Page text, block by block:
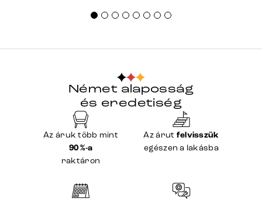
Német alaposság
és eredetiség
Az áruk több mint
90 %-a
raktáron
Az árut felvisszük
egészen a lakásba